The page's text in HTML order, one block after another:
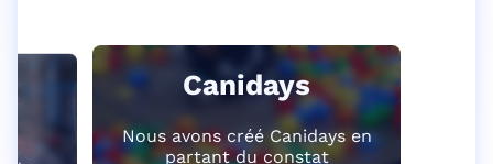
Canidays
Nous avons créé Canidays en
partant du constat